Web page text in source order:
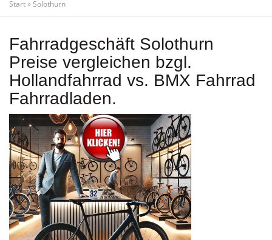
Start»Solothurn
Fahrradgeschäft Solothurn
Preise vergleichen bzgl.
Hollandfahrrad vs. BMX Fahrrad
Fahrradladen.